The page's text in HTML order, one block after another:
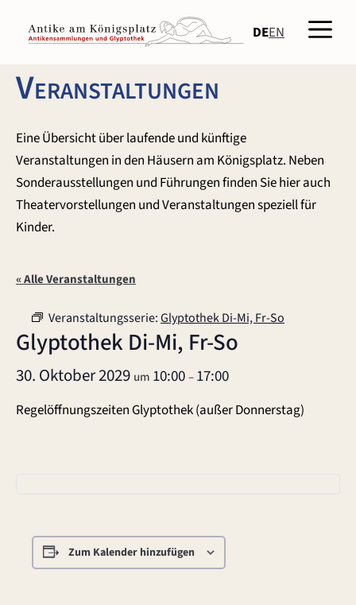
Inhalt
springen
DEEN
Veranstaltungen
Eine Übersicht über laufende und künftige
Veranstaltungen in den Häusern am Königsplatz. Neben
Sonderausstellungen und Führungen finden Sie hier auch
Theatervorstellungen und Veranstaltungen speziell für
Kinder.
« Alle Veranstaltungen
Veranstaltungsserie:Glyptothek Di-Mi, Fr-So
Glyptothek Di-Mi, Fr-So
30. Oktober 2029 um 10:00–17:00
Regelöffnungszeiten Glyptothek (außer Donnerstag)
Zum Kalender hinzufügen